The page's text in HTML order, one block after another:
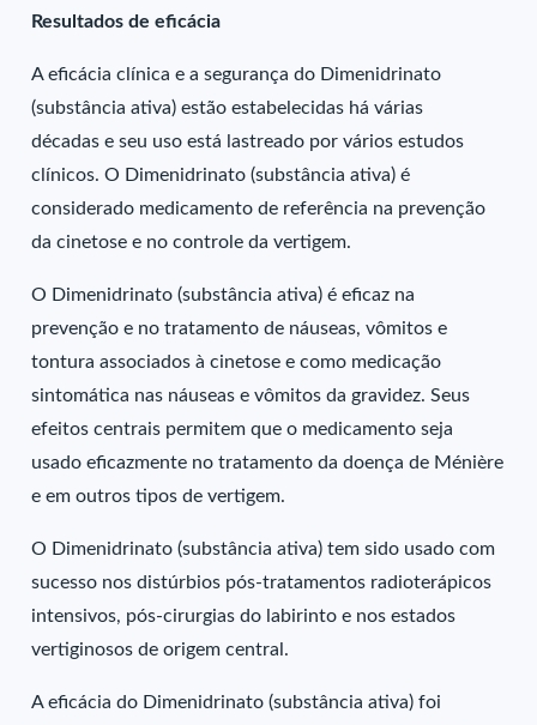
Resultados de eficácia
A eficácia clínica e a segurança do Dimenidrinato
(substância ativa) estão estabelecidas há várias
décadas e seu uso está lastreado por vários estudos
clínicos. O Dimenidrinato (substância ativa) é
considerado medicamento de referência na prevenção
da cinetose e no controle da vertigem.
O Dimenidrinato (substância ativa) é eficaz na
prevenção e no tratamento de náuseas, vômitos e
tontura associados à cinetose e como medicação
sintomática nas náuseas e vômitos da gravidez. Seus
efeitos centrais permitem que o medicamento seja
usado eficazmente no tratamento da doença de Ménière
e em outros tipos de vertigem.
O Dimenidrinato (substância ativa) tem sido usado com
sucesso nos distúrbios pós-tratamentos radioterápicos
intensivos, pós-cirurgias do labirinto e nos estados
vertiginosos de origem central.
A eficácia do Dimenidrinato (substância ativa) foi